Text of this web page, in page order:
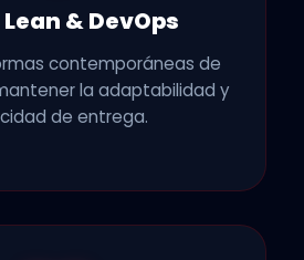
& DevOps
contemporáneas de
la adaptabilidad y
de entrega.